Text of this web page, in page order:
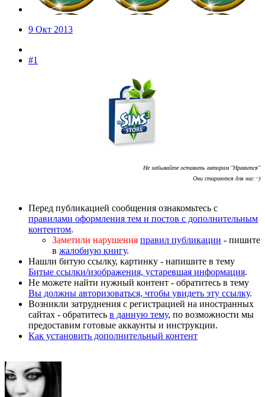
9 Окт 2013
#1
Не забывайте оставить авторам "Нравится"
Они стараются для нас ~)
Перед публикацией сообщения ознакомьтесь с
правилами оформления тем и постов с дополнительным
контентом.
Заметили нарушения правил публикации - пишите
в жалобную книгу.
Нашли битую ссылку, картинку - напишите в тему
Битые ссылки/изображения, устаревшая информация.
Не можете найти нужный контент - обратитесь в тему
Вы должны авторизоваться, чтобы увидеть эту ссылку.
Возникли затруднения с регистрацией на иностранных
сайтах - обратитесь в данную тему, по возможности мы
предоставим готовые аккаунты и инструкции.
Как установить дополнительный контент